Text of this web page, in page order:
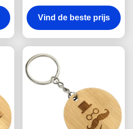
gegraveerde houten
sleutelhanger
Milieuvriendelijk en
Vind de beste prijs